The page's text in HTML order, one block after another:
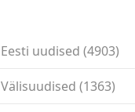
Eesti uudised (4903)
Välisuudised (1363)